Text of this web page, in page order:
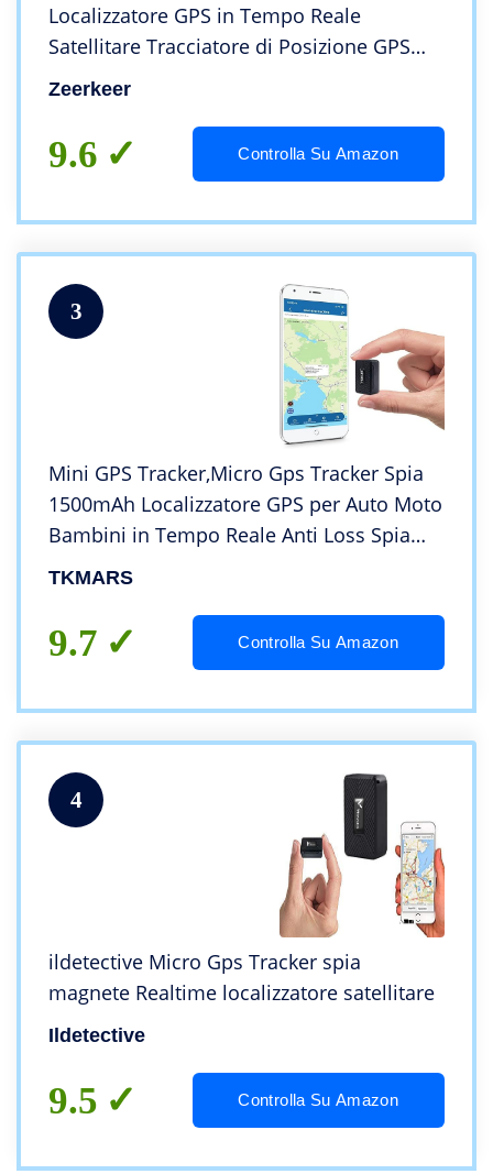
Localizzatore GPS in Tempo Reale
Satellitare Tracciatore di Posizione GPS
Tracker Portatile con Geo-fence Alarm e
Zeerkeer
9.6 Controlla Su Amazon
3
Mini GPS Tracker,Micro Gps Tracker Spia
1500mAh Localizzatore GPS per Auto Moto
Bambini in Tempo Reale Anti Loss Spia
Con Il Buco Della Serratura GPS Tracker
TKMARS
9.7 Controlla Su Amazon
4
ildetective Micro Gps Tracker spia
magnete Realtime localizzatore satellitare
Ildetective
9.5 Controlla Su Amazon